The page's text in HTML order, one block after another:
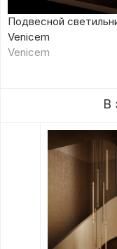
Подвесной
Venicem
Venicem
В